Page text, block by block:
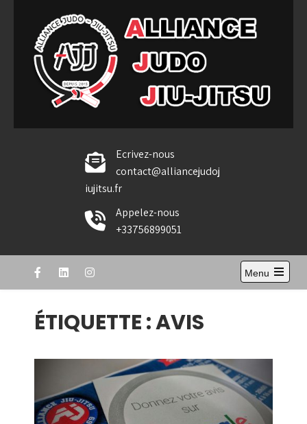
content
Alliance Judo Jiu-jitsu
Ecrivez-nous
contact@alliancejudoj
iujitsu.fr
Appelez-nous
+33756899051
Menu
Open
ÉTIQUETTE :AVIS